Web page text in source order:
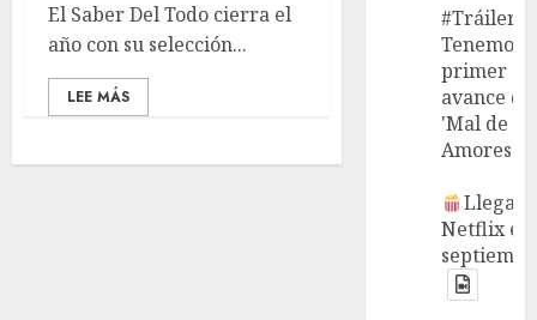
El Saber Del Todo cierra el
año con su selección...
LEE MÁS
#Tráiler
Tenemos
primer
avance de
'Mal de
Amores'.
Llega a
Netflix en